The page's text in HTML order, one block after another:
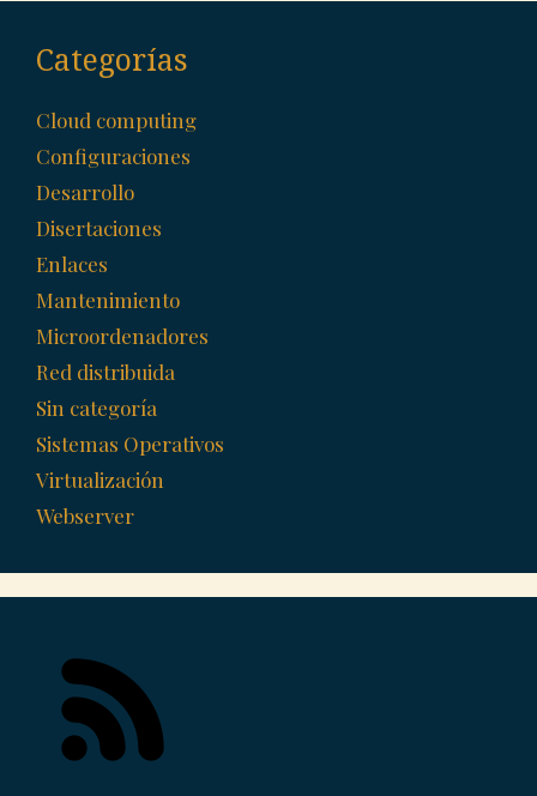
Categorías
Cloud computing
Configuraciones
Desarrollo
Disertaciones
Enlaces
Mantenimiento
Microordenadores
Red distribuida
Sin categoría
Sistemas Operativos
Virtualización
Webserver